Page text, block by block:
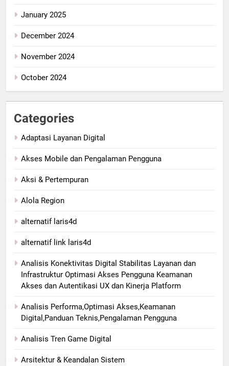
January 2025
December 2024
November 2024
October 2024
Categories
Adaptasi Layanan Digital
Akses Mobile dan Pengalaman Pengguna
Aksi & Pertempuran
Alola Region
alternatif laris4d
alternatif link laris4d
Analisis Konektivitas Digital Stabilitas Layanan dan
Infrastruktur Optimasi Akses Pengguna Keamanan
Akses dan Autentikasi UX dan Kinerja Platform
Analisis Performa,Optimasi Akses,Keamanan
Digital,Panduan Teknis,Pengalaman Pengguna
Analisis Tren Game Digital
Arsitektur & Keandalan Sistem